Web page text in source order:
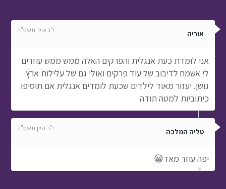
אוריה י"ג אייר תשפ"ה
אני לומדת כעת אנגלית והפרקים האלה ממש ממש עוזרים
לי אשמח לדיבוב של עוד פרקים ואולי גם של עלילות ארץ
גושן. יעזור מאוד לילדים שכעת לומדים אנגלית אם תוסיפו
כיתוביות למטה תודה
טליה המלכה י"ב סיון תשפ"ה
יפה עוזר מאד😀